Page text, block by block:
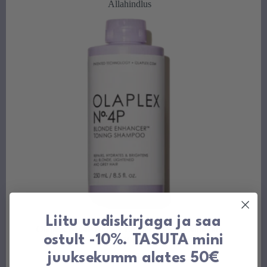
Allahindlus
Olaplex No.4P Blonde Enhancer tooniv šampoon
250ml
33,90 €
Algne
23,90€Praegune
Liitu uudiskirjaga ja saa
ostult -10%. TASUTA mini
juuksekumm alates 50€